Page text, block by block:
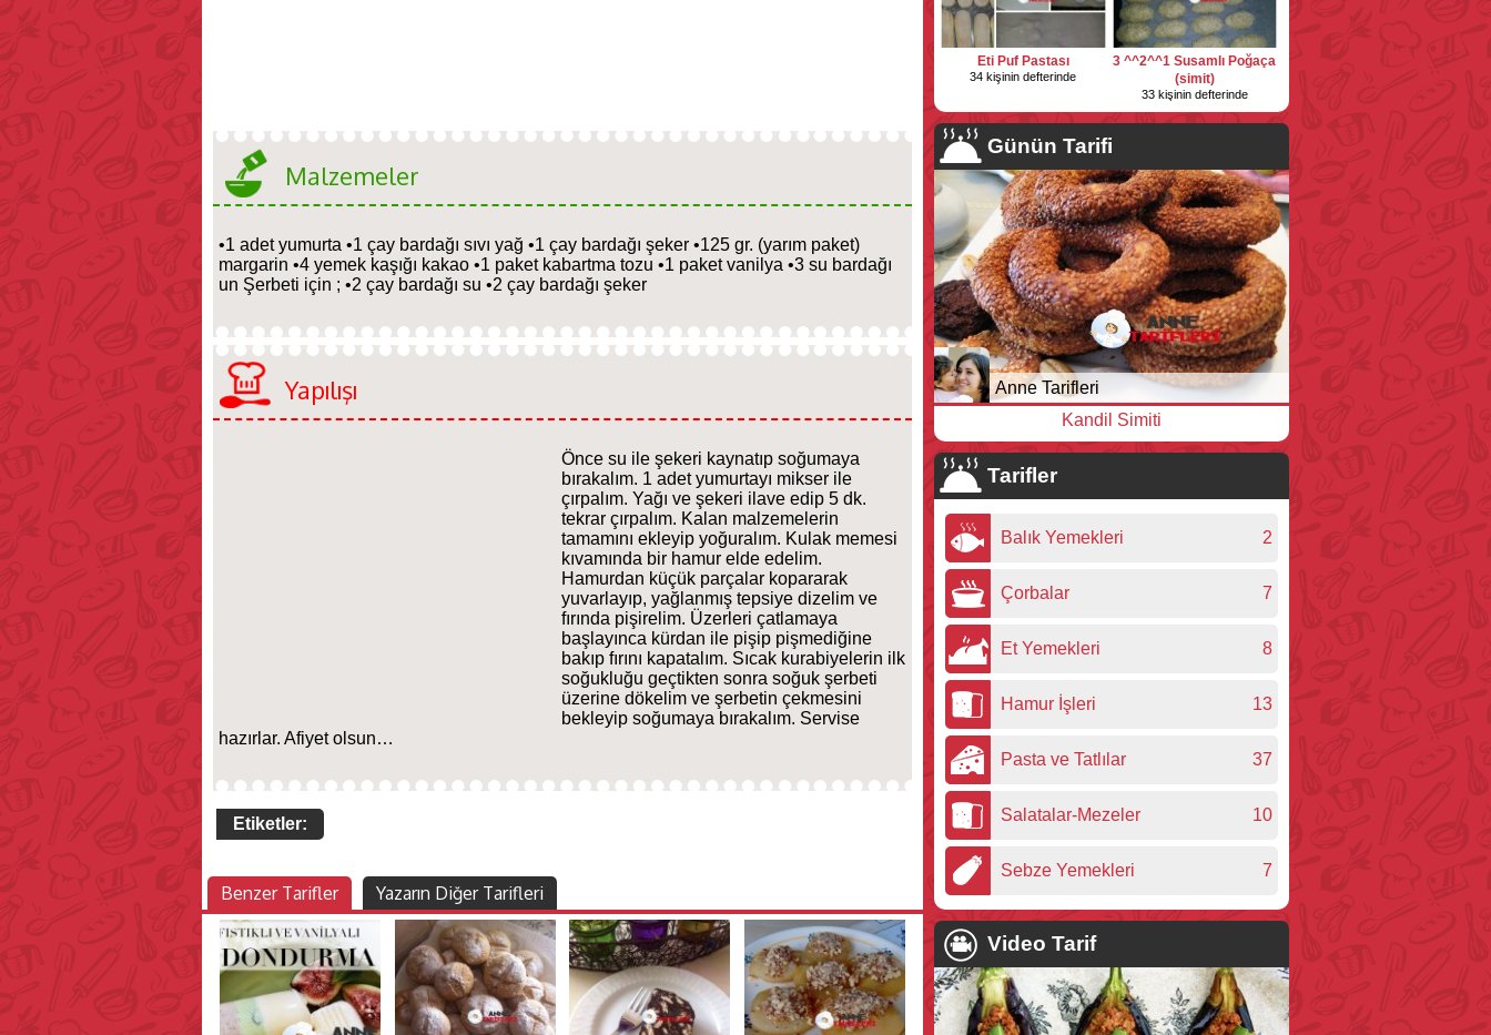
Malzemeler
•1 adet yumurta •1 çay bardağı sıvı yağ •1 çay bardağı şeker •125 gr. (yarım paket)
margarin •4 yemek kaşığı kakao •1 paket kabartma tozu •1 paket vanilya •3 su bardağı
un Şerbeti için ; •2 çay bardağı su •2 çay bardağı şeker
Yapılışı
Önce su ile şekeri kaynatıp soğumaya
bırakalım. 1 adet yumurtayı mikser ile
çırpalım. Yağı ve şekeri ilave edip 5 dk.
tekrar çırpalım. Kalan malzemelerin
tamamını ekleyip yoğuralım. Kulak memesi
kıvamında bir hamur elde edelim.
Hamurdan küçük parçalar kopararak
yuvarlayıp, yağlanmış tepsiye dizelim ve
fırında pişirelim. Üzerleri çatlamaya
başlayınca kürdan ile pişip pişmediğine
bakıp fırını kapatalım. Sıcak kurabiyelerin ilk
soğukluğu geçtikten sonra soğuk şerbeti
üzerine dökelim ve şerbetin çekmesini
bekleyip soğumaya bırakalım. Servise
hazırlar. Afiyet olsun…
Etiketler:
Benzer Tarifler Yazarın Diğer Tarifleri
Eti Puf Pastası
34 kişinin defterinde
3 ^^2^^1 Susamlı Poğaça
(simit)
33 kişinin defterinde
Günün Tarifi
Anne Tarifleri
Kandil Simiti
Tarifler
Balık Yemekleri 2
Çorbalar 7
Et Yemekleri 8
Hamur İşleri 13
Pasta ve Tatlılar 37
Salatalar-Mezeler 10
Sebze Yemekleri 7
Video Tarif